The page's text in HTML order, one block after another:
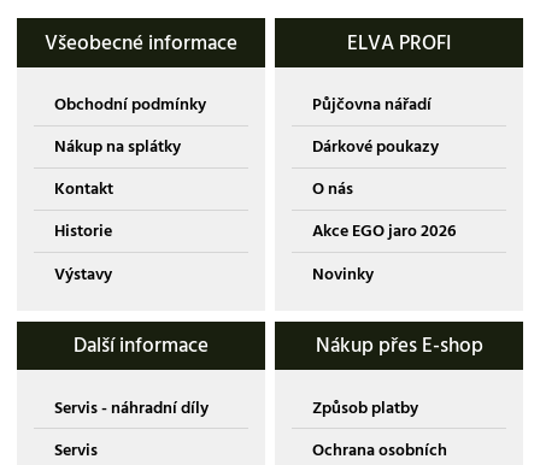
Všeobecné informace
Obchodní podmínky
Nákup na splátky
Kontakt
Historie
Výstavy
ELVA PROFI
Půjčovna nářadí
Dárkové poukazy
O nás
Akce EGO jaro 2026
Novinky
Další informace
Servis - náhradní díly
Servis
Nákup přes E-shop
Způsob platby
Ochrana osobních